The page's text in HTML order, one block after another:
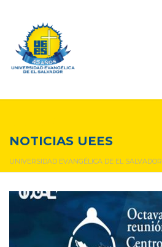
NOTICIAS UEES
UNIVERSIDAD EVANGÉLICA DE EL SALVADOR